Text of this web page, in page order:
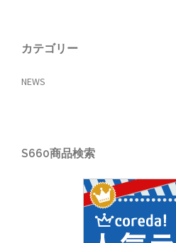
カテゴリー
NEWS
S660商品検索